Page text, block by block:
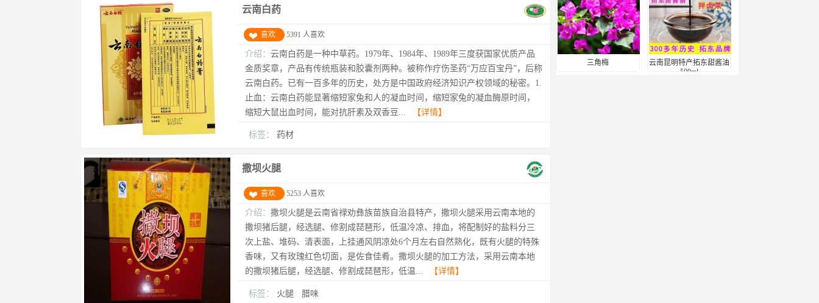
云南白药
喜欢 5391 人喜欢
介绍： 云南白药是一种中草药。1979年、1984年、1989年三度获国家优质产品
金质奖章，产品有传统瓶装和胶囊剂两种。被称作疗伤圣药“万应百宝丹”，后称
云南白药。已有一百多年的历史，处方是中国政府经济知识产权领域的秘密。1.
止血：云南白药能显著缩短家兔和人的凝血时间，缩短家兔的凝血酶原时间，
缩短大鼠出血时间，能对抗肝素及双香豆...
【详情】
标签： 药材
撒坝火腿
喜欢 5253 人喜欢
介绍： 撒坝火腿是云南省禄劝彝族苗族自治县特产，撒坝火腿采用云南本地的
撒坝猪后腿，经选腿、修割成琵琶形，低温冷凉、排血，将配制好的盐料分三
次上盐、堆码、清表面，上挂通风阴凉处6个月左右自然熟化，既有火腿的特殊
香味，又有玫瑰红色切面，是佐食佳肴。撒坝火腿的加工方法，采用云南本地
的撒坝猪后腿，经选腿、修割成琵琶形，低温...
【详情】
标签： 火腿 腊味
三角梅
云南昆明特产拓东甜酱油
500ml